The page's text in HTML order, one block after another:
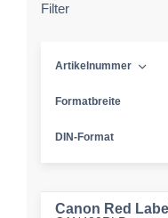
Filter
Artikelnummer
Formatbreite
DIN-Format
Canon Red